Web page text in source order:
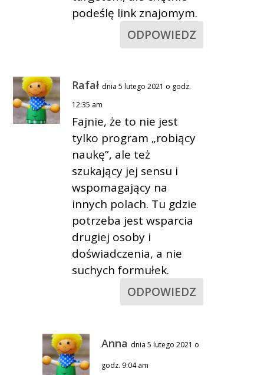
podeślę link znajomym.
ODPOWIEDZ
Rafał dnia 5 lutego 2021 o godz.
12:35 am
Fajnie, że to nie jest
tylko program „robiący
naukę”, ale też
szukający jej sensu i
wspomagający na
innych polach. Tu gdzie
potrzeba jest wsparcia
drugiej osoby i
doświadczenia, a nie
suchych formułek.
ODPOWIEDZ
Anna dnia 5 lutego 2021 o
godz. 9:04 am